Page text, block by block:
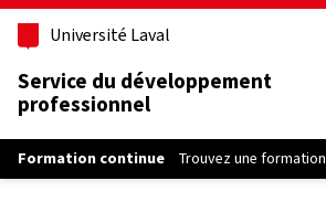
Aller au contenu principal
Université Laval
Service du développement
professionnel
Formation continue Trouvez une formation